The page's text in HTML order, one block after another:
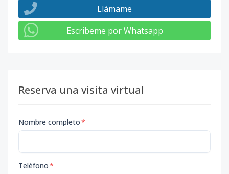
Llámame
Escribeme por Whatsapp
Reserva una visita virtual
Nombre completo*
Teléfono*